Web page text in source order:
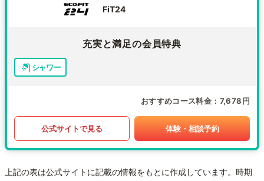
FiT24
充実と満足の会員特典
シャワー
おすすめコース料金 7,678円
公式サイトで見る 体験・相談予約
上記の表は公式サイトに記載の情報をもとに作成しています。時期